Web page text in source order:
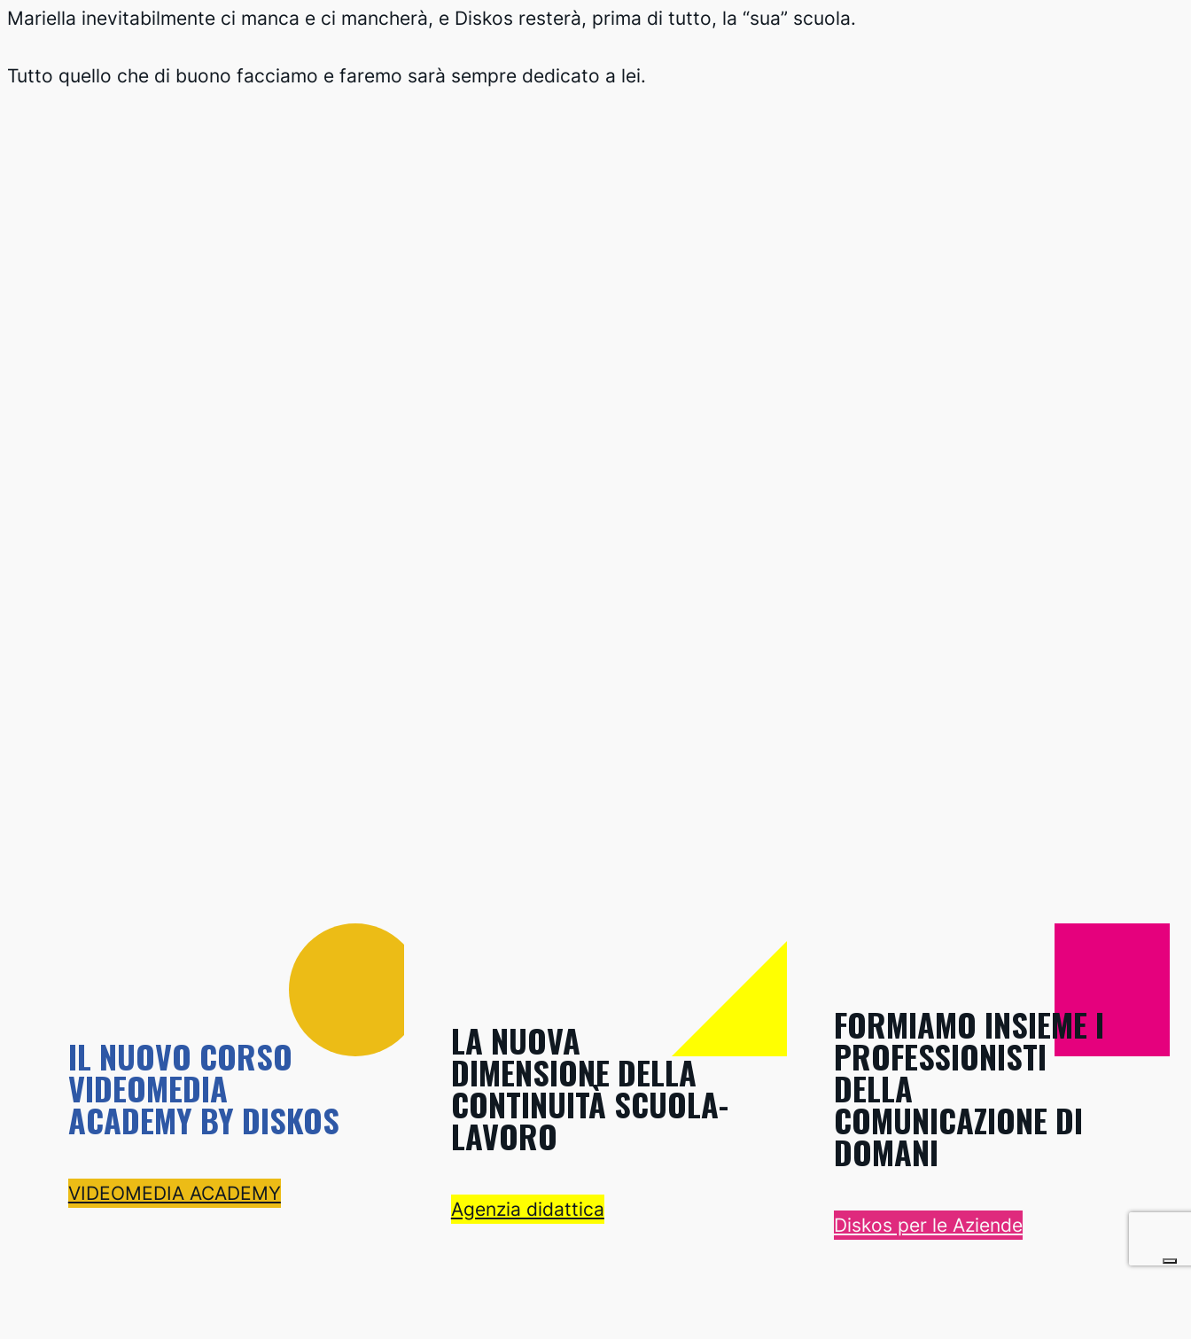
Mariella inevitabilmente ci manca e ci mancherà, e Diskos resterà, prima di tutto, la “sua” scuola.
Tutto quello che di buono facciamo e faremo sarà sempre dedicato a lei.
IL NUOVO CORSO
VIDEOMEDIA
ACADEMY BY DISKOS
VIDEOMEDIA ACADEMY
LA NUOVA
DIMENSIONE DELLA
CONTINUITÀ SCUOLA-
LAVORO
Agenzia didattica
FORMIAMO INSIEME I
PROFESSIONISTI
DELLA
COMUNICAZIONE DI
DOMANI
Diskos per le Aziende